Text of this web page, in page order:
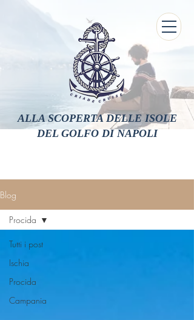
ALLA SCOPERTA DELLE ISOLE
DEL GOLFO DI NAPOLI
Blog
Tutti i post
Ischia
Procida
Campania
Procida